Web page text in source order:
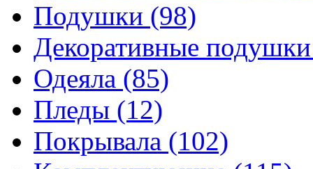
Подушки (98)
Декоративные
Одеяла (85)
Пледы (12)
Покрывала (102)